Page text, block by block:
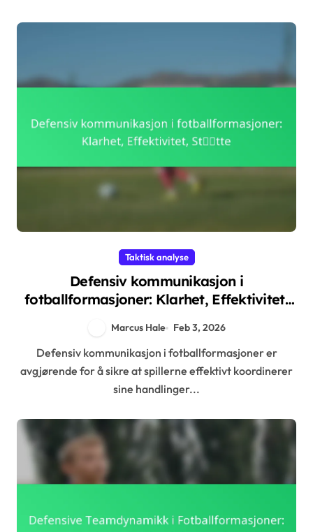
Taktisk analyse
Defensiv kommunikasjon i
fotballformasjoner: Klarhet, Effektivitet,
Marcus Hale Feb 3, 2026
Defensiv kommunikasjon i fotballformasjoner er
avgjørende for å sikre at spillerne effektivt koordinerer
sine handlinger...